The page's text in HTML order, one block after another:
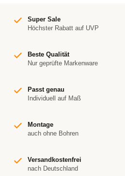
Super Sale
Höchster Rabatt auf UVP
Beste Qualität
Nur geprüfte Markenware
Passt genau
Individuell auf Maß
Montage
auch ohne Bohren
Versandkostenfrei
nach Deutschland